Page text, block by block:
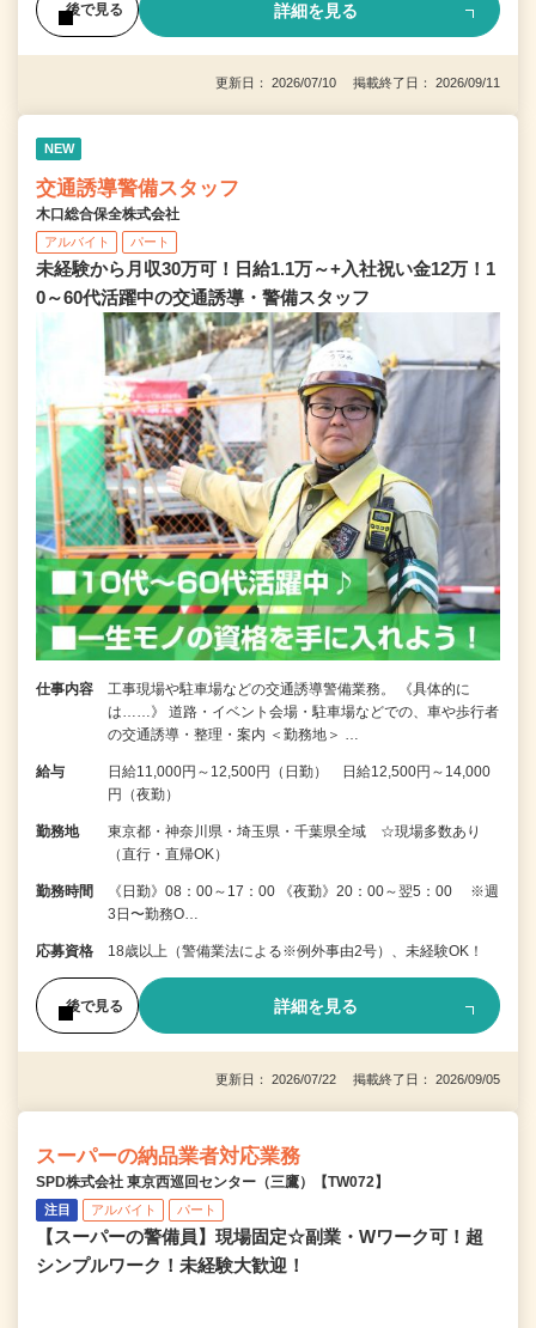
後で見る 詳細を見る
更新日： 2026/07/10 掲載終了日： 2026/09/11
NEW
交通誘導警備スタッフ
木口総合保全株式会社
アルバイト パート
未経験から月収30万可！日給1.1万～+入社祝い金12万！1
0～60代活躍中の交通誘導・警備スタッフ
仕事内容
工事現場や駐車場などの交通誘導警備業務。 《具体的に
は……》 道路・イベント会場・駐車場などでの、車や歩行者
の交通誘導・整理・案内 ＜勤務地＞ …
給与
日給11,000円～12,500円（日勤） 日給12,500円～14,000
円（夜勤）
勤務地
東京都・神奈川県・埼玉県・千葉県全域 ☆現場多数あり
（直行・直帰OK）
勤務時間
《日勤》08：00～17：00 《夜勤》20：00～翌5：00 ※週
3日〜勤務O…
応募資格 18歳以上（警備業法による※例外事由2号）、未経験OK！
後で見る 詳細を見る
更新日： 2026/07/22 掲載終了日： 2026/09/05
スーパーの納品業者対応業務
SPD株式会社 東京西巡回センター（三鷹）【TW072】
注目 アルバイト パート
【スーパーの警備員】現場固定☆副業・Wワーク可！超
シンプルワーク！未経験大歓迎！